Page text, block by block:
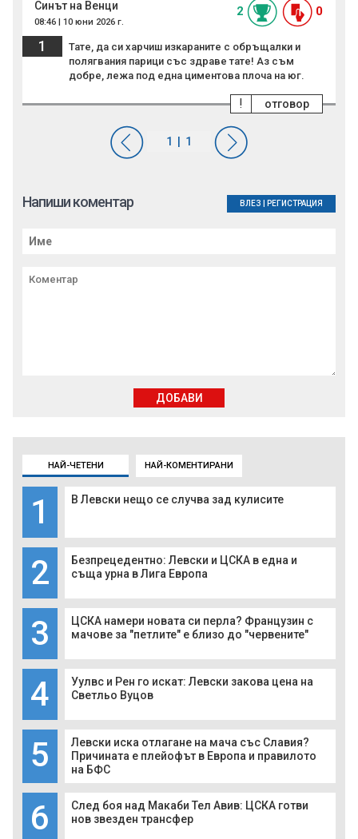
НАЙ-ЧЕТЕНИ НАЙ-КОМЕНТИРАНИ
1 В Левски нещо се случва зад кулисите
2
Безпрецедентно: Левски и ЦСКА в една и
съща урна в Лига Европа
3
ЦСКА намери новата си перла? Французин с
мачове за "петлите" е близо до "червените"
4
Уулвс и Рен го искат: Левски закова цена на
Светльо Вуцов
5
Левски иска отлагане на мача със Славия?
Причината е плейофът в Европа и правилото
на БФС
6
След боя над Макаби Тел Авив: ЦСКА готви
нов звезден трансфер
Синът на Венци
08:46 | 10 юни 2026 г.
2 0
1
Тате, да си харчиш изкараните с обръщалки и
полягвания парици със здраве тате! Аз съм
добре, лежа под една циментова плоча на юг.
отговор
!
Напиши коментар ВЛЕЗ РЕГИСТРАЦИЯ
ДОБАВИ